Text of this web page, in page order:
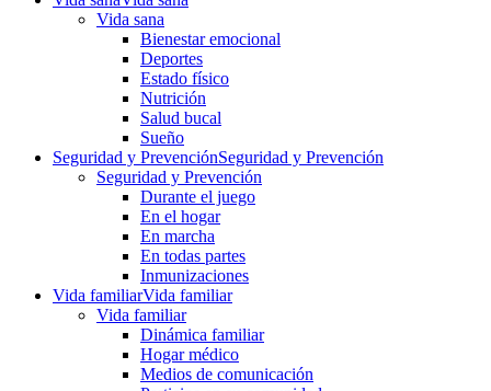
Vida sana
Bienestar emocional
Deportes
Estado físico
Nutrición
Salud bucal
Sueño
Seguridad y PrevenciónSeguridad y Prevención
Seguridad y Prevención
Durante el juego
En el hogar
En marcha
En todas partes
Inmunizaciones
Vida familiarVida familiar
Vida familiar
Dinámica familiar
Hogar médico
Medios de comunicación